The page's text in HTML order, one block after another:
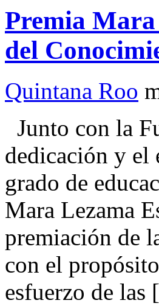
Premia Mara
del
Quintana Roo
Junto con la
dedicación y el
grado de
Mara Lezama
premiación de
con el
esfuerzo de